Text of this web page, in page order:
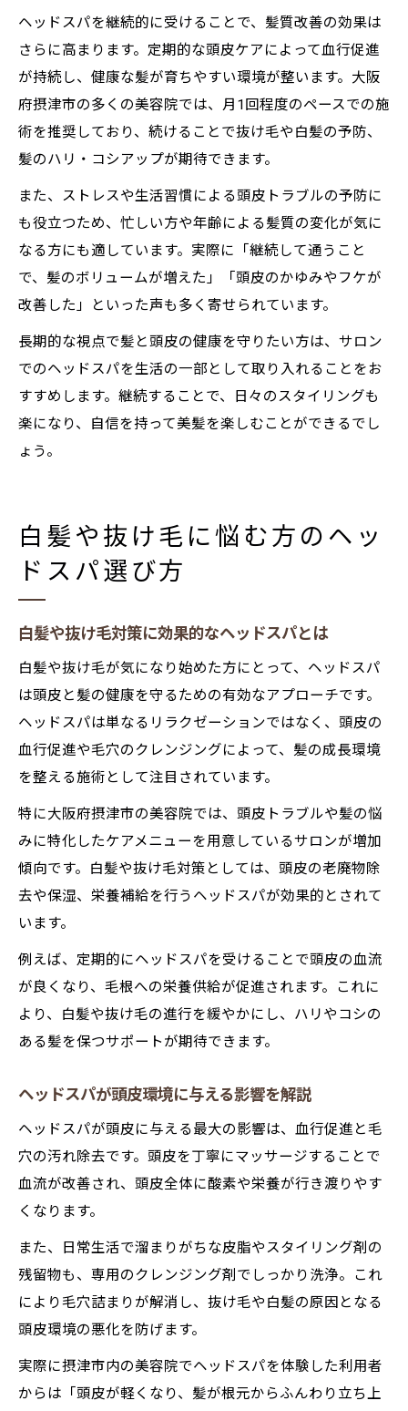
ヘッドスパを継続的に受けることで、髪質改善の効果は
さらに高まります。定期的な頭皮ケアによって血行促進
が持続し、健康な髪が育ちやすい環境が整います。大阪
府摂津市の多くの美容院では、月1回程度のペースでの施
術を推奨しており、続けることで抜け毛や白髪の予防、
髪のハリ・コシアップが期待できます。
また、ストレスや生活習慣による頭皮トラブルの予防に
も役立つため、忙しい方や年齢による髪質の変化が気に
なる方にも適しています。実際に「継続して通うこと
で、髪のボリュームが増えた」「頭皮のかゆみやフケが
改善した」といった声も多く寄せられています。
長期的な視点で髪と頭皮の健康を守りたい方は、サロン
でのヘッドスパを生活の一部として取り入れることをお
すすめします。継続することで、日々のスタイリングも
楽になり、自信を持って美髪を楽しむことができるでし
ょう。
白髪や抜け毛に悩む方のヘッ
ドスパ選び方
白髪や抜け毛対策に効果的なヘッドスパとは
白髪や抜け毛が気になり始めた方にとって、ヘッドスパ
は頭皮と髪の健康を守るための有効なアプローチです。
ヘッドスパは単なるリラクゼーションではなく、頭皮の
血行促進や毛穴のクレンジングによって、髪の成長環境
を整える施術として注目されています。
特に大阪府摂津市の美容院では、頭皮トラブルや髪の悩
みに特化したケアメニューを用意しているサロンが増加
傾向です。白髪や抜け毛対策としては、頭皮の老廃物除
去や保湿、栄養補給を行うヘッドスパが効果的とされて
います。
例えば、定期的にヘッドスパを受けることで頭皮の血流
が良くなり、毛根への栄養供給が促進されます。これに
より、白髪や抜け毛の進行を緩やかにし、ハリやコシの
ある髪を保つサポートが期待できます。
ヘッドスパが頭皮環境に与える影響を解説
ヘッドスパが頭皮に与える最大の影響は、血行促進と毛
穴の汚れ除去です。頭皮を丁寧にマッサージすることで
血流が改善され、頭皮全体に酸素や栄養が行き渡りやす
くなります。
また、日常生活で溜まりがちな皮脂やスタイリング剤の
残留物も、専用のクレンジング剤でしっかり洗浄。これ
により毛穴詰まりが解消し、抜け毛や白髪の原因となる
頭皮環境の悪化を防げます。
実際に摂津市内の美容院でヘッドスパを体験した利用者
からは「頭皮が軽くなり、髪が根元からふんわり立ち上